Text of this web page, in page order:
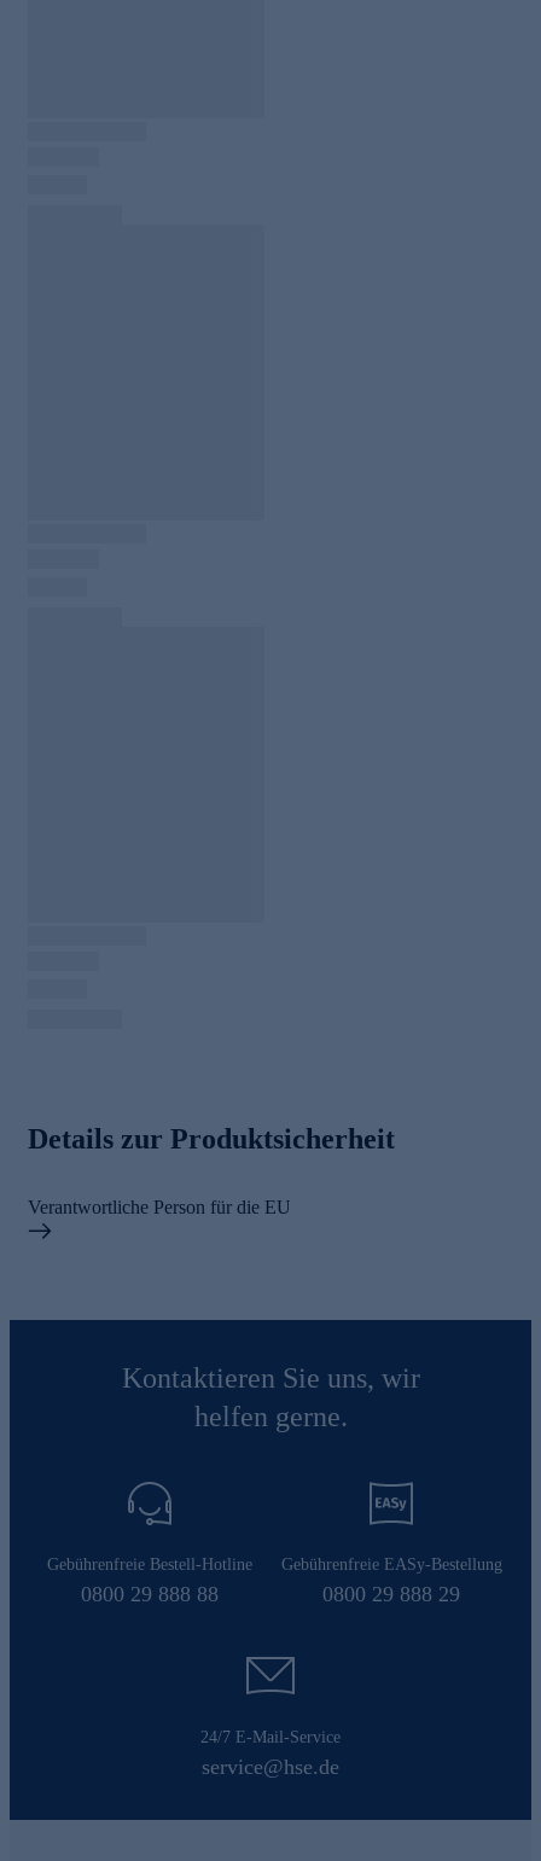
Details zur Produktsicherheit
Verantwortliche Person für die EU
Kontaktieren Sie uns, wir
helfen gerne.
Gebührenfreie Bestell-Hotline
0800 29 888 88
Gebührenfreie EASy-Bestellung
0800 29 888 29
24/7 E-Mail-Service
service@hse.de